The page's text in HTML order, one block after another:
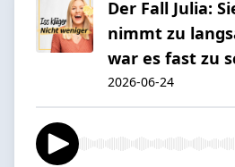
Der Fall Julia:
nimmt zu
war es fast zu
2026-06-24